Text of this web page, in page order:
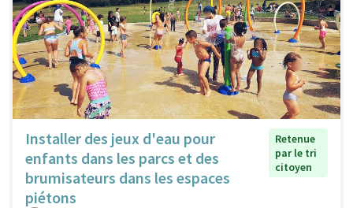
Installer des jeux d'eau pour
enfants dans les parcs et des
brumisateurs dans les espaces
piétons
Retenue
par le tri
citoyen